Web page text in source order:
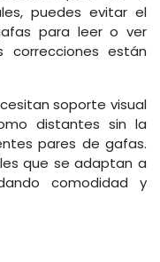
puedes evitar el
para leer o ver
correcciones están
soporte visual
distantes sin la
pares de gafas.
que se adaptan a
comodidad y